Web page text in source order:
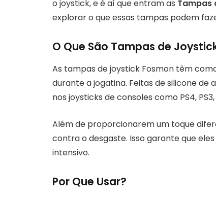
o joystick, e é aí que entram as Tampas
explorar o que essas tampas podem
O Que São Tampas de
As tampas de joystick Fosmon têm
durante a jogatina. Feitas de silicone de
nos joysticks de consoles como PS4,
Além de proporcionarem um toque
contra o desgaste. Isso garante que
intensivo.
Por Que Usar?